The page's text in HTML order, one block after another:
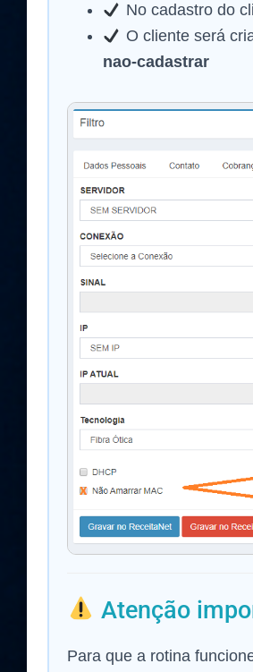
No cadastro do
O cliente será
nao-cadastrar
Atenção
Para que a rotina